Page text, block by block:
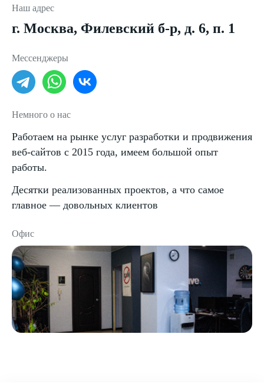
Наш адрес
г. Москва, Филевский б-р, д. 6, п. 1
Мессенджеры
Немного о нас
Работаем на рынке услуг разработки и продвижения
веб-сайтов с 2015 года, имеем большой опыт
работы.
Десятки реализованных проектов, а что самое
главное — довольных клиентов
Офис